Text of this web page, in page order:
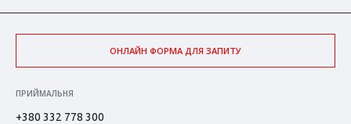
ОНЛАЙН ФОРМА ДЛЯ ЗАПИТУ
ПРИЙМАЛЬНЯ
+380 332 778 300